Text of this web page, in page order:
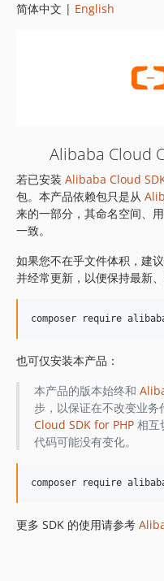
简体中文 | English
Alibaba Cloud
若已安装 Alibaba Cloud
包。本产品依赖包只是从
来的一部分，其命名空间、
一致。
如果您不在乎文件体积，建
并经常更新，以便保持最新
也可仅安装本产品：
本产品的版本始终和
步，以保证在不改变业务
Cloud SDK for PHP相互
代码可能没有变化。
更多 SDK 的使用请参考